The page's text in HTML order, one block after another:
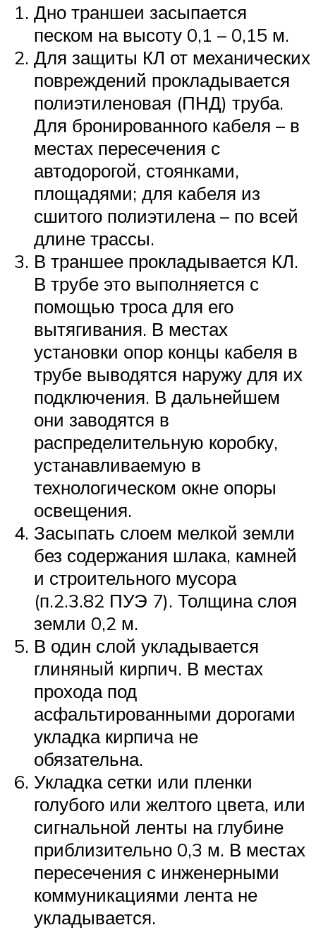
Дно траншеи засыпается
песком на высоту 0,1 – 0,15 м.
Для защиты КЛ от механических
повреждений прокладывается
полиэтиленовая (ПНД) труба.
Для бронированного кабеля – в
местах пересечения с
автодорогой, стоянками,
площадями; для кабеля из
сшитого полиэтилена – по всей
длине трассы.
В траншее прокладывается КЛ.
В трубе это выполняется с
помощью троса для его
вытягивания. В местах
установки опор концы кабеля в
трубе выводятся наружу для их
подключения. В дальнейшем
они заводятся в
распределительную коробку,
устанавливаемую в
технологическом окне опоры
освещения.
Засыпать слоем мелкой земли
без содержания шлака, камней
и строительного мусора
(п.2.3.82 ПУЭ 7). Толщина слоя
земли 0,2 м.
В один слой укладывается
глиняный кирпич. В местах
прохода под
асфальтированными дорогами
укладка кирпича не
обязательна.
Укладка сетки или пленки
голубого или желтого цвета, или
сигнальной ленты на глубине
приблизительно 0,3 м. В местах
пересечения с инженерными
коммуникациями лента не
укладывается.